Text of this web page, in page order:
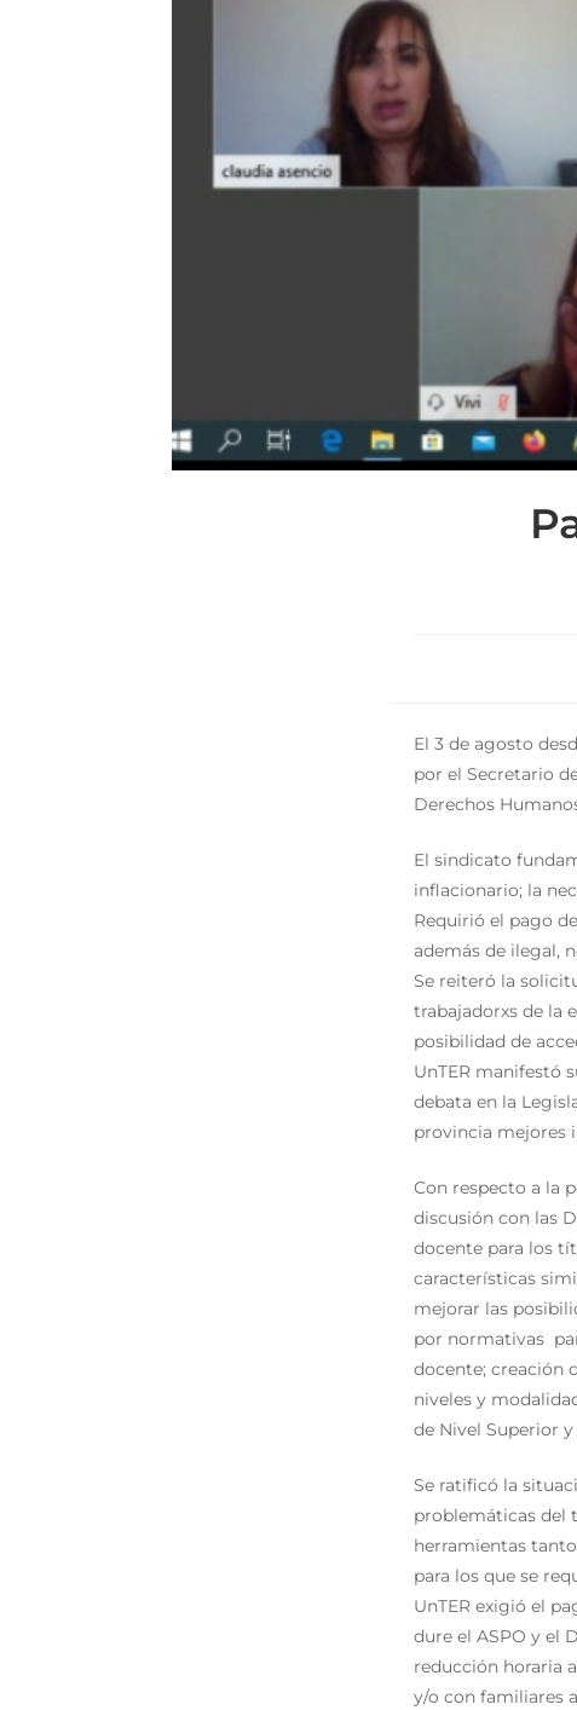
El 3 de agosto
por el Secretario
Derechos
El sindicato
inflacionario; la
Requirió el pago
además de ilegal,
Se reiteró la
trabajadorxs de la
posibilidad de
UnTER manifestó
debata en la
provincia mejores
Con respecto a la
discusión con las
docente para los
características
mejorar las
por normativas
docente; creación
niveles y
de Nivel Superior
Se ratificó la
problemáticas del
herramientas
para los que se
UnTER exigió el
dure el ASPO y el
reducción horaria
y/o con familiares